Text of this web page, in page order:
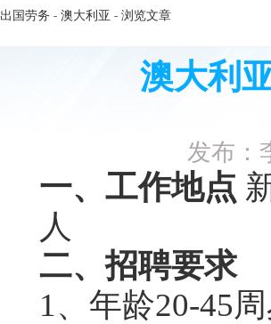
出国劳务 - 澳大利亚 - 浏览文章
澳大利
发布：
一、工作地点
人
二、招聘要求
1、年龄20-45